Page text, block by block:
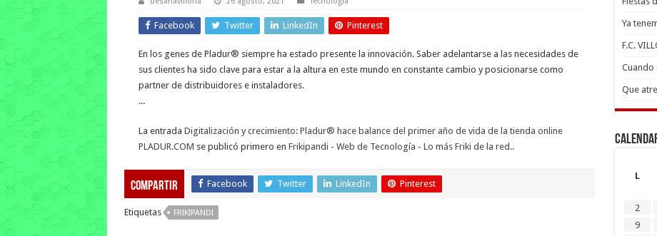
Facebook Twitter LinkedIn Pinterest
En los genes de Pladur® siempre ha estado presente la innovación. Saber adelantarse a las necesidades de
sus clientes ha sido clave para estar a la altura en este mundo en constante cambio y posicionarse como
partner de distribuidores e instaladores.
...
La entrada Digitalización y crecimiento: Pladur® hace balance del primer año de vida de la tienda online
PLADUR.COM se publicó primero en Frikipandi - Web de Tecnología - Lo más Friki de la red..
Compartir Facebook Twitter LinkedIn Pinterest
Etiquetas FRIKIPANDI
Ya
F.C.
Cuando
Que
L
2
9